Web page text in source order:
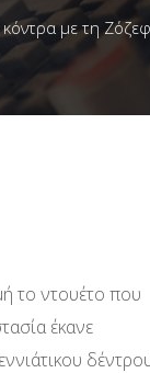
με τη
το ντουέτο που
έκανε